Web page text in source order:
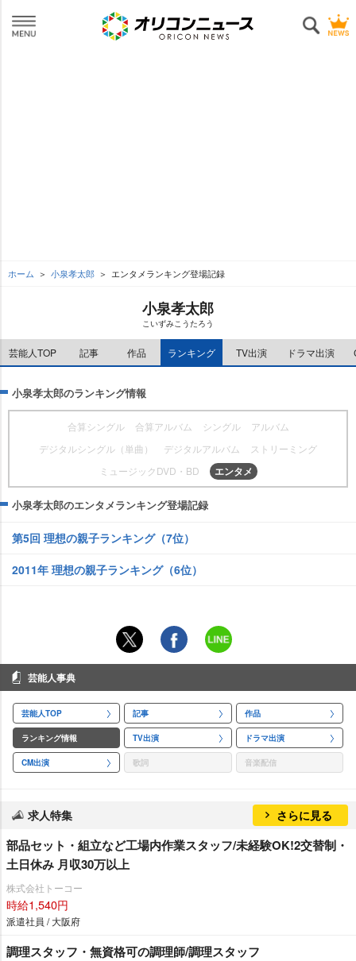
ホーム 小泉孝太郎 エンタメランキング登場記録
小泉孝太郎
こいずみこうたろう
芸能人TOP 記事 作品 ランキング TV出演 ドラマ出演
小泉孝太郎のランキング情報
合算シングル 合算アルバム シングル
アルバム
デジタルシングル（単曲）
デジタルアルバム
ストリーミング
ミュージックDVD・BD
エンタメ
小泉孝太郎のエンタメランキング登場記録
第5回 理想の親子ランキング（7位）
2011年 理想の親子ランキング（6位）
芸能人事典
芸能人TOP 記事 作品
ランキング情報 TV出演 ドラマ出演
CM出演 歌詞 音楽配信
求人特集 さらに見る
部品セット・組立など工場内作業スタッフ/未経験OK!2交替制・
土日休み 月収30万以上
株式会社トーコー
時給1,540円
派遣社員 / 大阪府
調理スタッフ・無資格可の調理師/調理スタッフ